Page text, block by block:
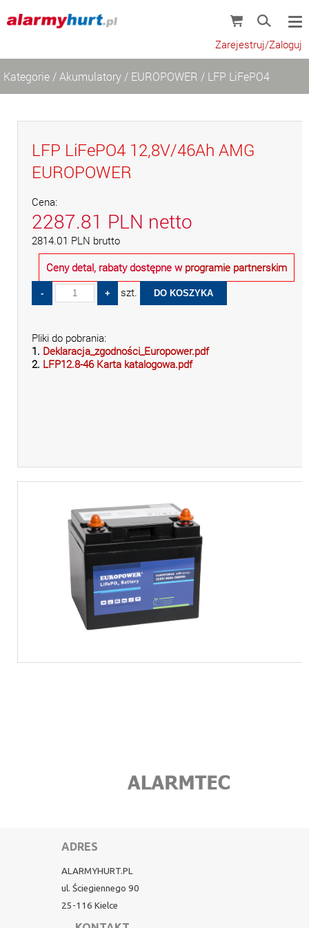
Zarejestruj/Zaloguj
Kategorie / Akumulatory / EUROPOWER / LFP LiFePO4
LFP LiFePO4 12,8V/46Ah AMG
EUROPOWER
Cena:
2287.81 PLN netto
2814.01 PLN brutto
Ceny detal, rabaty dostępne w programie partnerskim
szt.
Pliki do pobrania:
1. Deklaracja_zgodności_Europower.pdf
2. LFP12.8-46 Karta katalogowa.pdf
ADRES
ALARMYHURT.PL
ul. Ściegiennego 90
25-116 Kielce